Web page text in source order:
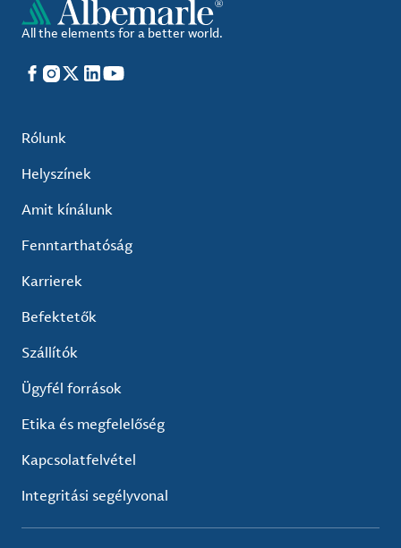
All the elements for a better world.
Facebook
Instagram
X LinkedIn
YouTube
Rólunk
Helyszínek
Amit kínálunk
Fenntarthatóság
Karrierek
Befektetők
Szállítók
Ügyfél források
Etika és megfelelőség
Kapcsolatfelvétel
Integritási segélyvonal